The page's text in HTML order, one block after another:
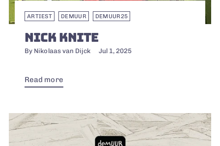
ARTIEST DEMUUR DEMUUR25
NICK KNITE
By Nikolaas van Dijck Jul 1, 2025
Read more